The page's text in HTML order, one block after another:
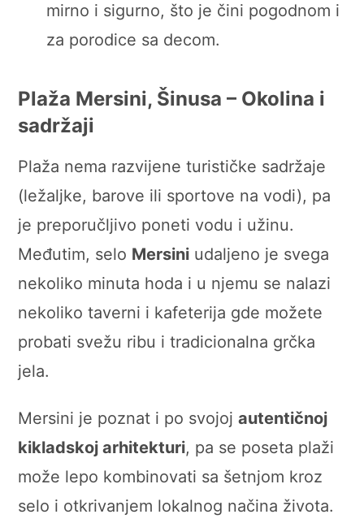
mirno i sigurno, što je čini pogodnom i
za porodice sa decom.
Plaža Mersini, Šinusa – Okolina i
sadržaji
Plaža nema razvijene turističke sadržaje
(ležaljke, barove ili sportove na vodi), pa
je preporučljivo poneti vodu i užinu.
Međutim, selo Mersini udaljeno je svega
nekoliko minuta hoda i u njemu se nalazi
nekoliko taverni i kafeterija gde možete
probati svežu ribu i tradicionalna grčka
jela.
Mersini je poznat i po svojojautentičnoj
kikladskoj arhitekturi, pa se poseta plaži
može lepo kombinovati sa šetnjom kroz
selo i otkrivanjem lokalnog načina života.